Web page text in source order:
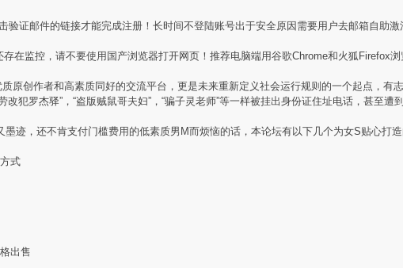
证邮件的链接才能完成注册！长时间不登陆账号出于安全原因需要用户去邮箱自助激
在监控，请不要使用国产浏览器打开网页！推荐电脑端用谷歌Chrome和火狐Firefox
原创作者和高素质同好的交流平台，更是未来重新定义社会运行规则的一个起点，
犯罗杰驿”，“盗版贼鼠哥夫妇”，“骗子灵老师”等一样被挂出身份证住址电话，甚至遭
迹，还不肯支付门槛费用的低素质男M而烦恼的话，本论坛有以下几个为女S贴心打造
式
出售